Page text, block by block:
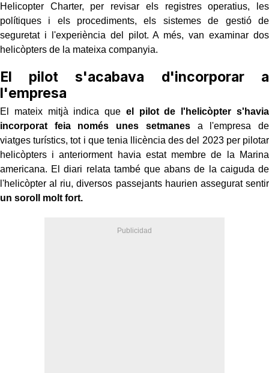
Helicopter Charter, per revisar els registres operatius, les
polítiques i els procediments, els sistemes de gestió de
seguretat i l'experiència del pilot. A més, van examinar dos
helicòpters de la mateixa companyia.
El pilot s'acabava d'incorporar a
l'empresa
El mateix mitjà indica que el pilot de l'helicòpter s'havia
incorporat feia només unes setmanesa l'empresa de
viatges turístics, tot i que tenia llicència des del 2023 per pilotar
helicòpters i anteriorment havia estat membre de la Marina
americana. El diari relata també que abans de la caiguda de
l'helicòpter al riu, diversos passejants haurien assegurat sentir
un soroll molt fort.